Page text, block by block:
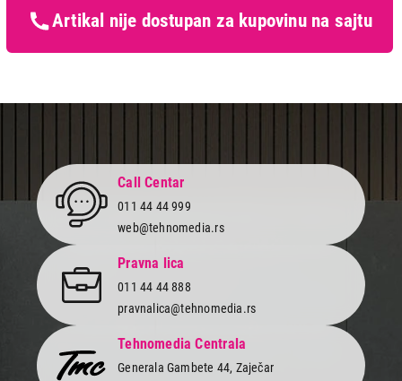
Mini Map Zoom
FreeSync Premium Pro
EPG
OSD jezici 27
Eco senzor
Automatska ušteda energije
Automatsko gašenje
Energetska klasa F
Potrošnja električne
energije
VESA standard 200 x 200
Artikal nije dostupan za kupovinu na sajtu
Call Centar
011 44 44 999
web@tehnomedia.rs
Pravna lica
011 44 44 888
pravnalica@tehnomedia.rs
Tehnomedia Centrala
Generala Gambete 44, Zaječar